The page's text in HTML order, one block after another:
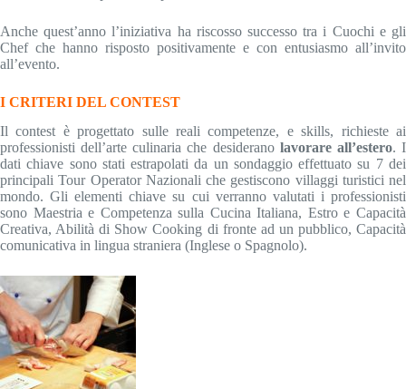
Anche quest’anno l’iniziativa ha riscosso successo tra i Cuochi e gli
Chef che hanno risposto positivamente e con entusiasmo all’invito
all’evento.
I CRITERI DEL CONTEST
Il contest è progettato sulle reali competenze, e skills, richieste ai
professionisti dell’arte culinaria che desiderano lavorare all’estero. I
dati chiave sono stati estrapolati da un sondaggio effettuato su 7 dei
principali Tour Operator Nazionali che gestiscono villaggi turistici nel
mondo. Gli elementi chiave su cui verranno valutati i professionisti
sono Maestria e Competenza sulla Cucina Italiana, Estro e Capacità
Creativa, Abilità di Show Cooking di fronte ad un pubblico, Capacità
comunicativa in lingua straniera (Inglese o Spagnolo).